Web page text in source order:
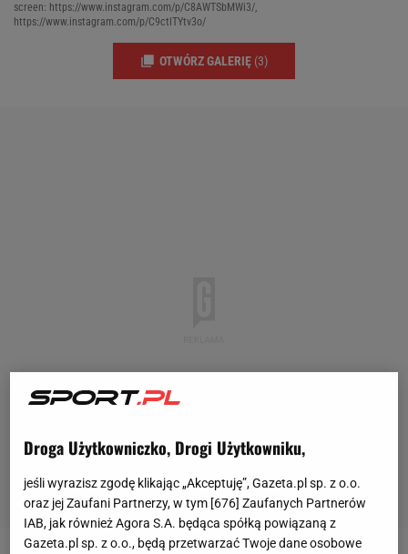
screen: https://www.instagram.com/p/C8AWTSbMWi3/,
https://www.instagram.com/p/C9ctlTYtv3o/
OTWÓRZ GALERIĘ (3)
Droga Użytkowniczko, Drogi Użytkowniku,
jeśli wyrazisz zgodę klikając „Akceptuję”, Gazeta.pl sp. z o.o.
oraz jej Zaufani Partnerzy, w tym [676] Zaufanych Partnerów
IAB, jak również Agora S.A. będąca spółką powiązaną z
Gazeta.pl sp. z o.o., będą przetwarzać Twoje dane osobowe